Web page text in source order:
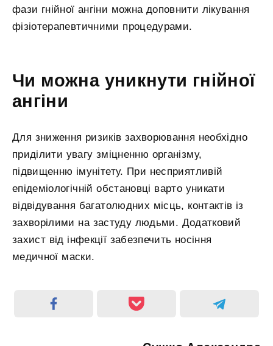
фази гнійної ангіни можна доповнити лікування
фізіотерапевтичними процедурами.
Чи можна уникнути гнійної
ангіни
Для зниження ризиків захворювання необхідно
приділити увагу зміцненню організму,
підвищенню імунітету. При несприятливій
епідеміологічній обстановці варто уникати
відвідування багатолюдних місць, контактів із
захворілими на застуду людьми. Додатковий
захист від інфекції забезпечить носіння
медичної маски.